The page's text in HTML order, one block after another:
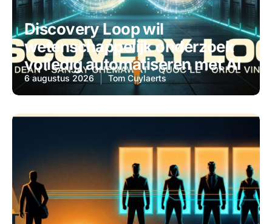
Discovery Loop wil
wetenschappelijk onderzoek
volledig automatiseren met AI
6 augustus 2026 Tom Cuylaerts